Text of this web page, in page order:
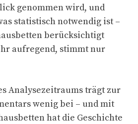
genommen wird, und
statistisch notwendig ist –
berücksichtigt
aufregend, stimmt nur
Analysezeitraums trägt zur
wenig bei – und mit
hat die Geschichte